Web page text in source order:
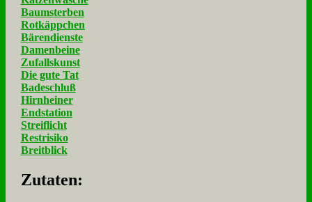
Baumsterben
Rotkäppchen
Bärendienste
Damenbeine
Zufallskunst
Die gute Tat
Badeschluß
Hirnheiner
Endstation
Streiflicht
Restrisiko
Breitblick
Zu­ta­ten: